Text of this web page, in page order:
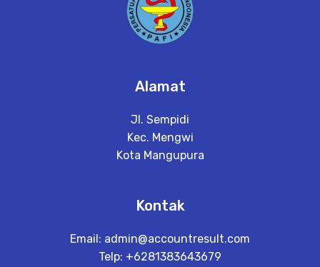
Alamat
Jl. Sempidi
Kec. Mengwi
Kota Mangupura
Kontak
Email: admin@accountresult.com
Telp: +6281383643679